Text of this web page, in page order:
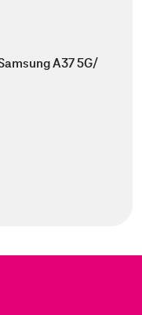
A37 5G/